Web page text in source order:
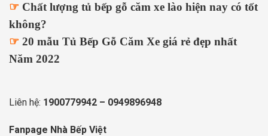
☞ Chất lượng tủ bếp gỗ căm xe lào hiện nay có tốt
không?
☞ 20 mẫu Tủ Bếp Gỗ Căm Xe giá rẻ đẹp nhất
Năm 2022
Liên hệ: 1900779942 – 0949896948
Fanpage Nhà Bếp Việt